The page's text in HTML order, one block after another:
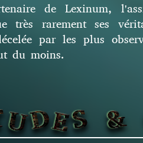
de Lexinum,
très rarement ses
par les plus
du moins.